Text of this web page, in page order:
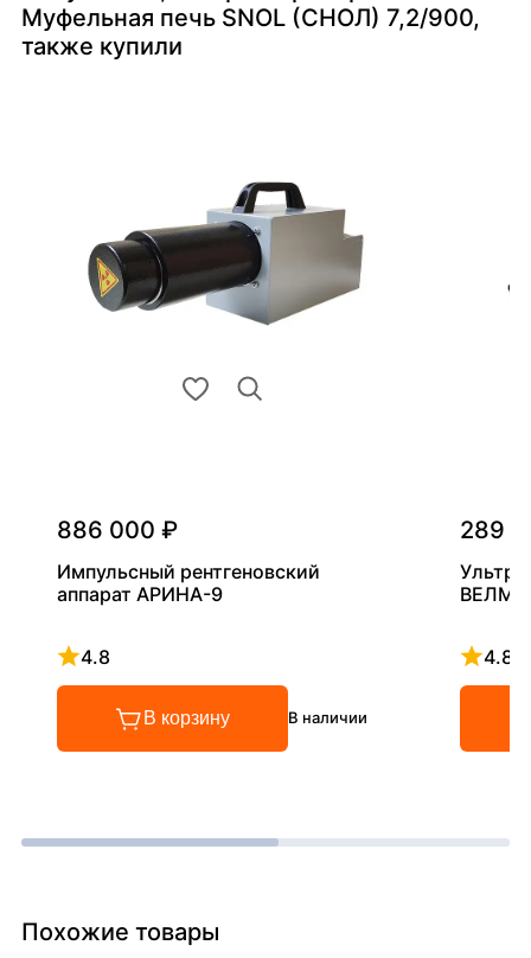
Муфельная печь SNOL (СНОЛ) 7,2/900,
также купили
886 000 ₽
Импульсный рентгеновский
аппарат АРИНА-9
4.8
Рейтинг 4.8 из 5
В корзину В наличии
289
4.8
Похожие товары